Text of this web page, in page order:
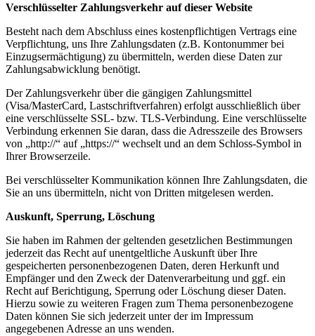
Verschlüsselter Zahlungsverkehr auf dieser Website
Besteht nach dem Abschluss eines kostenpflichtigen Vertrags eine
Verpflichtung, uns Ihre Zahlungsdaten (z.B. Kontonummer bei
Einzugsermächtigung) zu übermitteln, werden diese Daten zur
Zahlungsabwicklung benötigt.
Der Zahlungsverkehr über die gängigen Zahlungsmittel
(Visa/MasterCard, Lastschriftverfahren) erfolgt ausschließlich über
eine verschlüsselte SSL- bzw. TLS-Verbindung. Eine verschlüsselte
Verbindung erkennen Sie daran, dass die Adresszeile des Browsers
von „http://“ auf „https://“ wechselt und an dem Schloss-Symbol in
Ihrer Browserzeile.
Bei verschlüsselter Kommunikation können Ihre Zahlungsdaten, die
Sie an uns übermitteln, nicht von Dritten mitgelesen werden.
Auskunft, Sperrung, Löschung
Sie haben im Rahmen der geltenden gesetzlichen Bestimmungen
jederzeit das Recht auf unentgeltliche Auskunft über Ihre
gespeicherten personenbezogenen Daten, deren Herkunft und
Empfänger und den Zweck der Datenverarbeitung und ggf. ein
Recht auf Berichtigung, Sperrung oder Löschung dieser Daten.
Hierzu sowie zu weiteren Fragen zum Thema personenbezogene
Daten können Sie sich jederzeit unter der im Impressum
angegebenen Adresse an uns wenden.